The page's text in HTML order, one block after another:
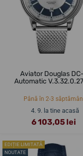
Aviator Douglas
Automatic
Până în 2-3
4. 9. la tine acasă
6 103,05 lei
EDIȚIE LIMITATĂ
NOUTATE